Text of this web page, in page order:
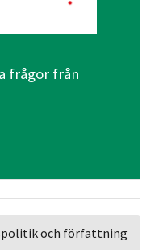
frågor från
och författning